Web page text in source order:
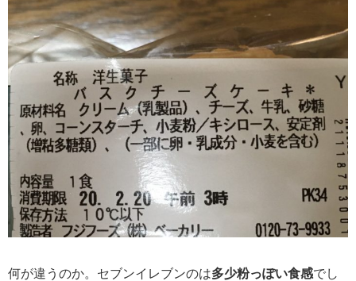
何が違うのか。セブンイレブンのは多少粉っぽい食感でし